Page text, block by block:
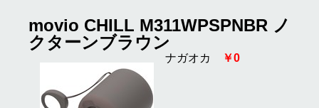
movio CHILL M311WPSPNBR ノ
クターンブラウン
ナガオカ ￥0